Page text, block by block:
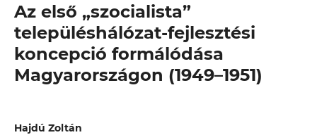
Az első „szocialista”
településhálózat-fejlesztési
koncepció formálódása
Magyarországon (1949–1951)
Hajdú Zoltán